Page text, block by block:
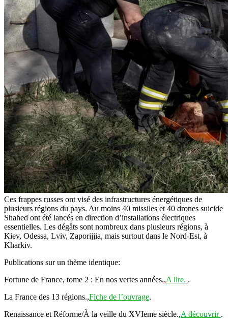
Ces frappes russes ont visé des infrastructures énergétiques de
plusieurs régions du pays. Au moins 40 missiles et 40 drones suicide
Shahed ont été lancés en direction d’installations électriques
essentielles. Les dégâts sont nombreux dans plusieurs régions, à
Kiev, Odessa, Lviv, Zaporijjia, mais surtout dans le Nord-Est, à
Kharkiv.
Publications sur un thème identique:
Fortune de France, tome 2 : En nos vertes années.,A lire. .
La France des 13 régions.,Fiche de l’ouvrage.
Renaissance et Réforme/À la veille du XVIeme siècle.,A découvrir .